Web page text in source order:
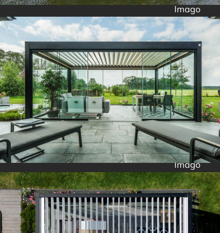
Imago
Imago